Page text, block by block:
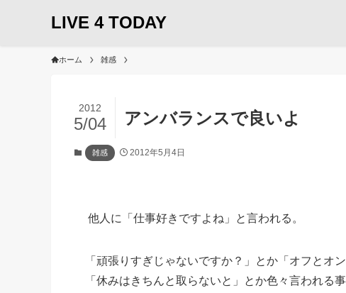
LIVE 4 TODAY
ホーム 雑感
アンバランスで良いよ
2012
5/04
雑感 2012年5月4日
他人に「仕事好きですよね」と言われる。
「頑張りすぎじゃないですか？」とか「オフとオ
「休みはきちんと取らないと」とか色々言われる事